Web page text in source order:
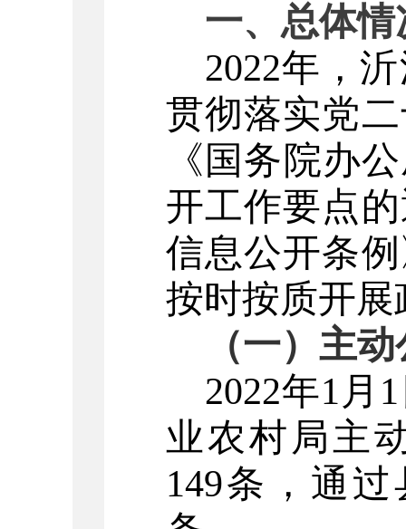
一、总体情
2022年，
贯彻落实党
《国务院办
开工作要点
信息公开条
按时按质开
（一） 主动
2022年1月
业农村局主
149条，通